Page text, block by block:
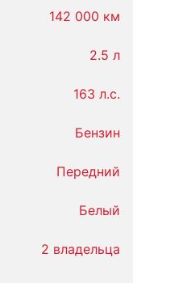
142 000 км
2.5 л
163 л.с.
Бензин
Передний
Белый
2 владельца